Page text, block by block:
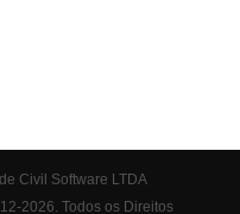
Civil Software LTDA
2026. Todos os Direitos